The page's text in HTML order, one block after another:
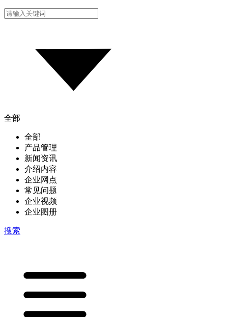
全部
全部
产品管理
新闻资讯
介绍内容
企业网点
常见问题
企业视频
企业图册
搜索